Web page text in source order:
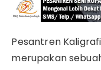
Pesantren Kaligrafi
merupakan